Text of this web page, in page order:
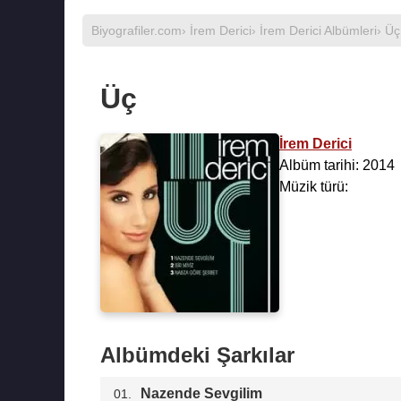
Biyografiler.com› İrem Derici› İrem Derici Albümleri› Üç
Üç
İrem Derici
Albüm tarihi: 2014
Müzik türü:
Albümdeki Şarkılar
01. Nazende Sevgilim